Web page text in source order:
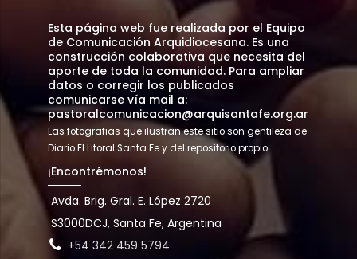
Esta página web fue realizada por el Equipo
de Comunicación Arquidiocesana. Es una
construcción colaborativa que necesita del
aporte de toda la comunidad. Para ampliar
datos o corregir los publicados
comunicarse vía mail a:
pastoralcomunicacion@arquisantafe.org.ar
Las fotografias que ilustran este sitio son gentileza de
Diario El Litoral Santa Fe y del repositorio propio
¡Encontrémonos!
Avda. Brig. Gral. E. López 2720
S3000DCJ, Santa Fe, Argentina
+54 342 459 5794